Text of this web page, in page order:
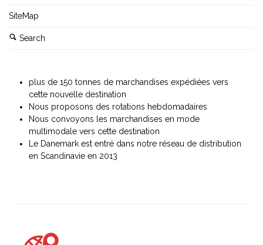
SiteMap
Search
plus de 150 tonnes de marchandises expédiées vers
cette nouvelle destination
Nous proposons des rotations hebdomadaires
Nous convoyons les marchandises en mode
multimodale vers cette destination
Le Danemark est entré dans notre réseau de distribution
en Scandinavie en 2013